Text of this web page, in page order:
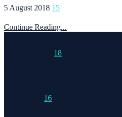
5 August 2018 15
Continue Reading...
18
16